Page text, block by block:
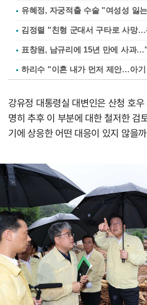
유혜정, 자궁적출 수술 "여성성 잃
김정렬 "친형 군대서 구타로 사망
표창원, 남규리에 15년 만에 사과
하리수 "이혼 내가 먼저 제안…아
강유정 대통령실 대변인은 산청 호
명히 추후 이 부분에 대한 철저한 검
기에 상응한 어떤 대응이 있지 않을